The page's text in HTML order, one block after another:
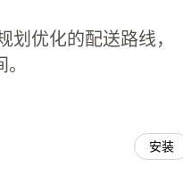
优化的配送路线，
安装